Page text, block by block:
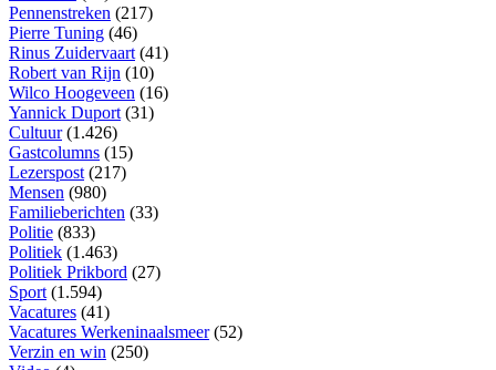
Pennenstreken (217)
Pierre Tuning (46)
Rinus Zuidervaart (41)
Robert van Rijn (10)
Wilco Hoogeveen (16)
Yannick Duport (31)
Cultuur(1.426)
Gastcolumns (15)
Lezerspost (217)
Mensen (980)
Familieberichten (33)
Politie (833)
Politiek (1.463)
Politiek Prikbord (27)
Sport (1.594)
Vacatures (41)
Vacatures Werkeninaalsmeer(52)
Verzin en win (250)